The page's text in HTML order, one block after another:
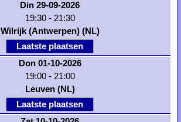
Din 29-09-2026
19:30 - 21:30
Wilrijk (Antwerpen) (NL)
Laatste plaatsen
Don 01-10-2026
19:00 - 21:00
Leuven (NL)
Laatste plaatsen